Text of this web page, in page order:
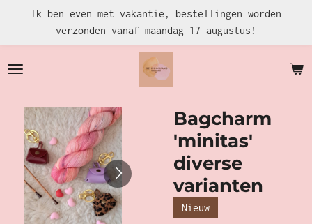
naar
de
Ik ben even met vakantie, bestellingen worden
verzonden vanaf maandag 17 augustus!
Bagcharm
'minitas'
diverse
varianten
Nieuw